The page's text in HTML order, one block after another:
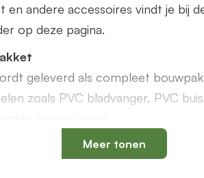
en andere accessoires vindt je bij
op deze pagina.
geleverd als compleet
zoals PVC bladvanger, PVC
Meer tonen